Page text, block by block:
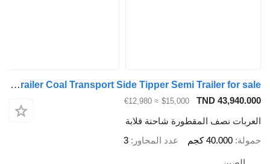
ZW-Trailer Coal Transport Side Tipper Semi Trailer for sale
TND
$15,000
≈ €12,980
نصف المقطورة شاحنة قلابة
40.000 كجم عدد المحاور 3